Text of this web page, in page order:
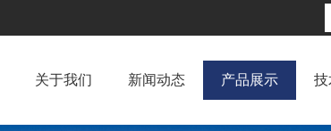
关于我们 新闻动态 产品展示 技